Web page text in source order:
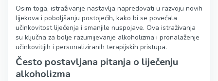
Osim toga, istraživanje nastavlja napredovati u razvoju novih
lijekova i poboljšanju postojećih, kako bi se povećala
učinkovitost liječenja i smanjile nuspojave. Ova istraživanja
su ključna za bolje razumijevanje alkoholizma i pronalaženje
učinkovitijih i personaliziranih terapijskih pristupa.
Često postavljana pitanja o liječenju
alkoholizma